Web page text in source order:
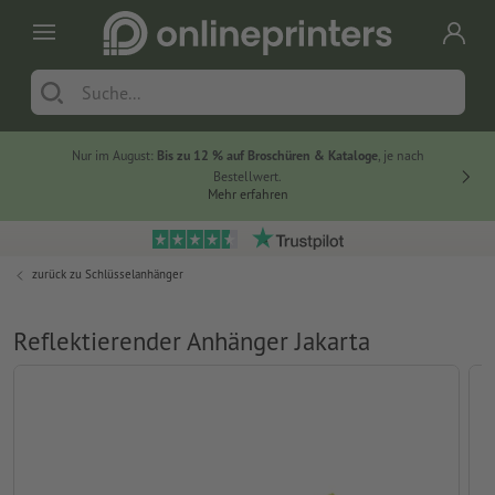
Nur im August: Bis zu 12 % auf Broschüren & Kataloge, je nach
Bestellwert.
Mehr erfahren
zurück zu Schlüsselanhänger
Reflektierender Anhänger Jakarta